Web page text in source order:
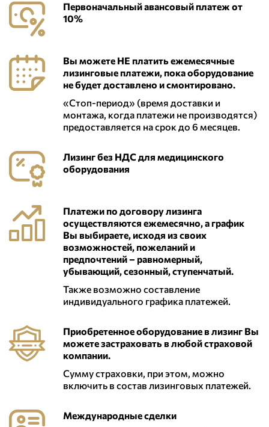
Первоначальный авансовый платеж от
10%
Вы можете НЕ платить ежемесячные
лизинговые платежи, пока оборудование
не будет доставлено и смонтировано.
«Стоп-период» (время доставки и
монтажа, когда платежи не производятся)
предоставляется на срок до 6 месяцев.
Лизинг без НДС для медицинского
оборудования
Платежи по договору лизинга
осуществляются ежемесячно, а график
Вы выбираете, исходя из своих
возможностей, пожеланий и
предпочтений – равномерный,
убывающий, сезонный, ступенчатый.
Также возможно составление
индивидуального графика платежей.
Приобретенное оборудование в лизинг Вы
можете застраховать в любой страховой
компании.
Сумму страховки, при этом, можно
включить в состав лизинговых платежей.
Международные сделки